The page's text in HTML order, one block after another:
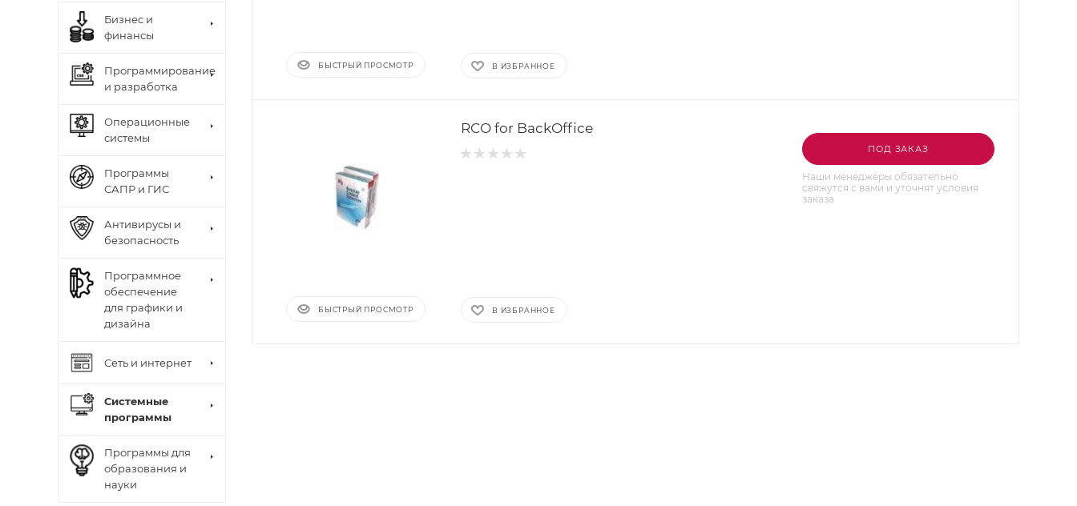
БЫСТРЫЙ ПРОСМОТР В ИЗБРАННОЕ
БЫСТРЫЙ ПРОСМОТР
RCO for BackOffice
В ИЗБРАННОЕ
ПОД ЗАКАЗ
Наши менеджеры обязательно
свяжутся с вами и уточнят условия
заказа
Бизнес и
финансы
Программирование
и разработка
Операционные
системы
Программы
САПР и ГИС
Антивирусы и
безопасность
Программное
обеспечение
для графики и
дизайна
Сеть и интернет
Системные
программы
Программы для
образования и
науки